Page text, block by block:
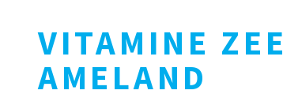
VITAMINE ZEE
AMELAND